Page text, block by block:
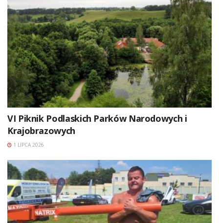
VI Piknik Podlaskich Parków Narodowych i
Krajobrazowych
1 LIPCA 2026